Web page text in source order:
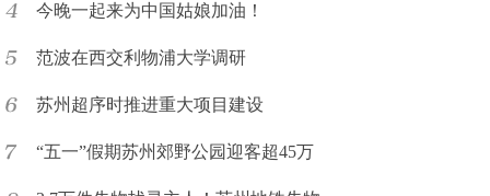
今晚一起来为中国姑娘加油！
范波在西交利物浦大学调研
苏州超序时推进重大项目建设
“五一”假期苏州郊野公园迎客超45万